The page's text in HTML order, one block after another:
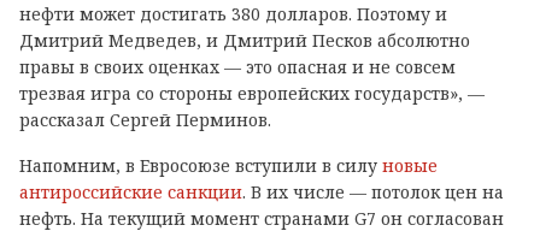
нефти может достигать 380 долларов. Поэтому и
Дмитрий Медведев, и Дмитрий Песков абсолютно
правы в своих оценках — это опасная и не совсем
трезвая игра со стороны европейских государств», —
рассказал Сергей Перминов.
Напомним, в Евросоюзе вступили в силу новые
антироссийские санкции. В их числе — потолок цен на
нефть. На текущий момент странами G7 он согласован